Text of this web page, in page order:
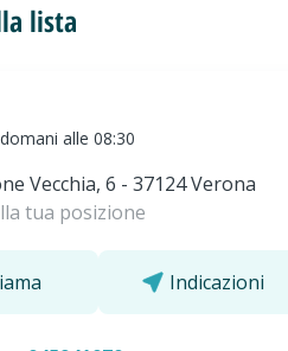
lista
alle 08:30
Vecchia, 6 - 37124 Verona
tua posizione
Indicazioni